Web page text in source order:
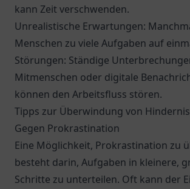
kann Zeit verschwenden.
Unrealistische Erwartungen:
Menschen zu viele Aufgaben auf
Störungen: Ständige
Mitmenschen oder digitale
können den Arbeitsfluss stören.
Tipps zur Überwindung von
Gegen Prokrastination
Eine Möglichkeit, Prokrastination zu
besteht darin, Aufgaben in kleinere,
Schritte zu unterteilen. Oft kann der